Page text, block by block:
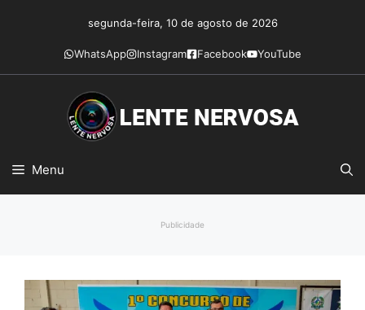
conteúdo
segunda-feira, 10 de agosto de 2026
WhatsApp Instagram Facebook YouTube
Menu
Publicidade